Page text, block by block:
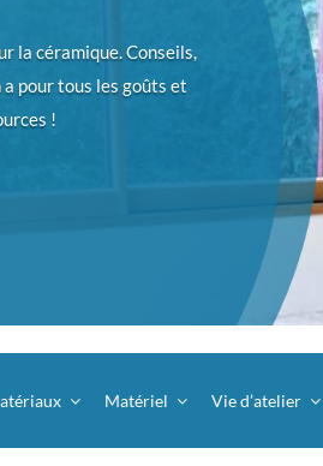
la céramique. Conseils,
pour tous les goûts et
!
Matériel Vie d’atelier